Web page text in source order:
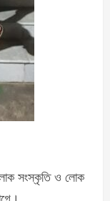
লোক সংস্কৃতি ও লোক